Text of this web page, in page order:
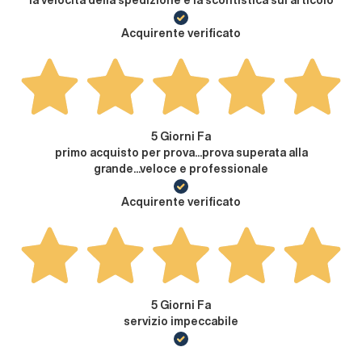
Acquirente verificato
5 Giorni Fa
primo acquisto per prova...prova superata alla
grande...veloce e professionale
Acquirente verificato
5 Giorni Fa
servizio impeccabile